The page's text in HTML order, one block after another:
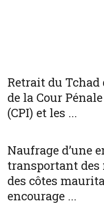
Retrait du Tchad
de la Cour
(CPI) et les ...
Naufrage d’une
transportant
des côtes
encourage ...